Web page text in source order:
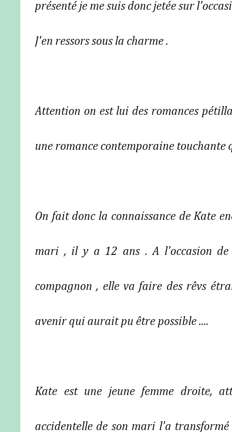
présenté je me suis donc jetée sur
J'en ressors sous la charme .
Attention on est lui des romances
une romance contemporaine touchante
On fait donc la connaissance de Kate
mari , il y a 12 ans . A l'occasion de
compagnon , elle va faire des rêvs
avenir qui aurait pu être possible ....
Kate est une jeune femme droite,
accidentelle de son mari l'a transformé